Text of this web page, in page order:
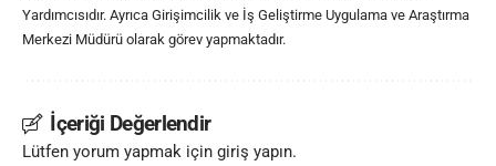
Yardımcısıdır. Ayrıca Girişimcilik ve İş Geliştirme Uygulama ve Araştırma
Merkezi Müdürü olarak görev yapmaktadır.
İçeriği Değerlendir
Lütfen yorum yapmak için giriş yapın.